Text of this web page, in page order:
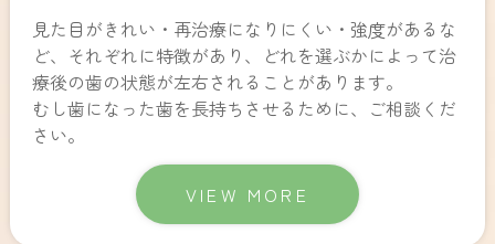
見た目がきれい・再治療になりにくい・強度があるな
ど、それぞれに特徴があり、どれを選ぶかによって治
療後の歯の状態が左右されることがあります。
むし歯になった歯を長持ちさせるために、ご相談くだ
さい。
VIEW MORE